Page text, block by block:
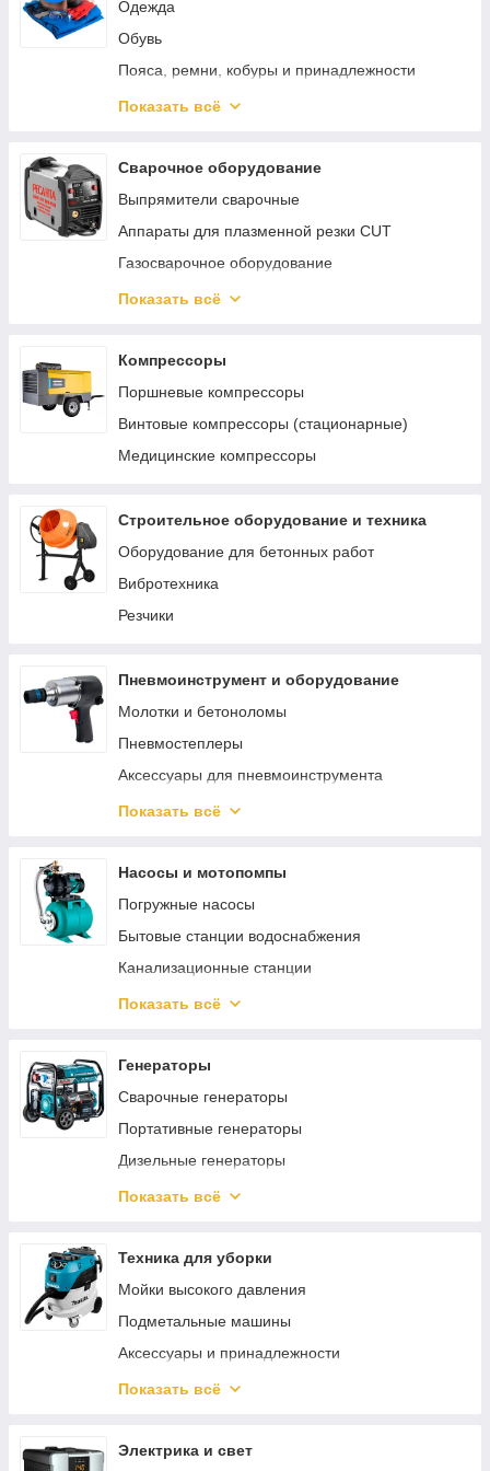
Одежда
Обувь
Пояса, ремни, кобуры и принадлежности
Защита органов зрения
Наколенники
Показать всё
Сварочное оборудование
Выпрямители сварочные
Аппараты для плазменной резки CUT
Газосварочное оборудование
Инверторные сварочные аппараты ММА
Аппараты аргонно-дуговой сварки TIG
Реостаты
Аппараты для сварки труб
Материалы и комплектующие для сварки и
Показать всё
Компрессоры
Поршневые компрессоры
Винтовые компрессоры (стационарные)
Медицинские компрессоры
Строительное оборудование и техника
Оборудование для бетонных работ
Вибротехника
Резчики
Пневмоинструмент и оборудование
Молотки и бетоноломы
Пневмостеплеры
Аксессуары для пневмоинструмента
Пневматический гайковерт
Пневмошлифмашины
Пневмокраскопульты
Пневмопистолеты
Наборы пневмоинструмента
Пневмодрели
Пневматические заклепочники
Пневмошуруповерты
Хоппер ковши
Пневмоотвертки
Пневмоножницы и пилы
Пневматические лобзики
Показать всё
Насосы и мотопомпы
Погружные насосы
Бытовые станции водоснабжения
Канализационные станции
Мотопомпы
Общепромышленные насосы
Бытовые поверхностные насосы
Автоматика для насосов
Циркуляционные насосы
Показать всё
Генераторы
Сварочные генераторы
Портативные генераторы
Дизельные генераторы
Комплектующие для генераторов
Показать всё
Техника для уборки
Мойки высокого давления
Подметальные машины
Аксессуары и принадлежности
Пылесосы
Очистители окон
Показать всё
Электрика и свет